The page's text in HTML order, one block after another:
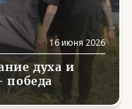
16 июня 2026
духа и
победа